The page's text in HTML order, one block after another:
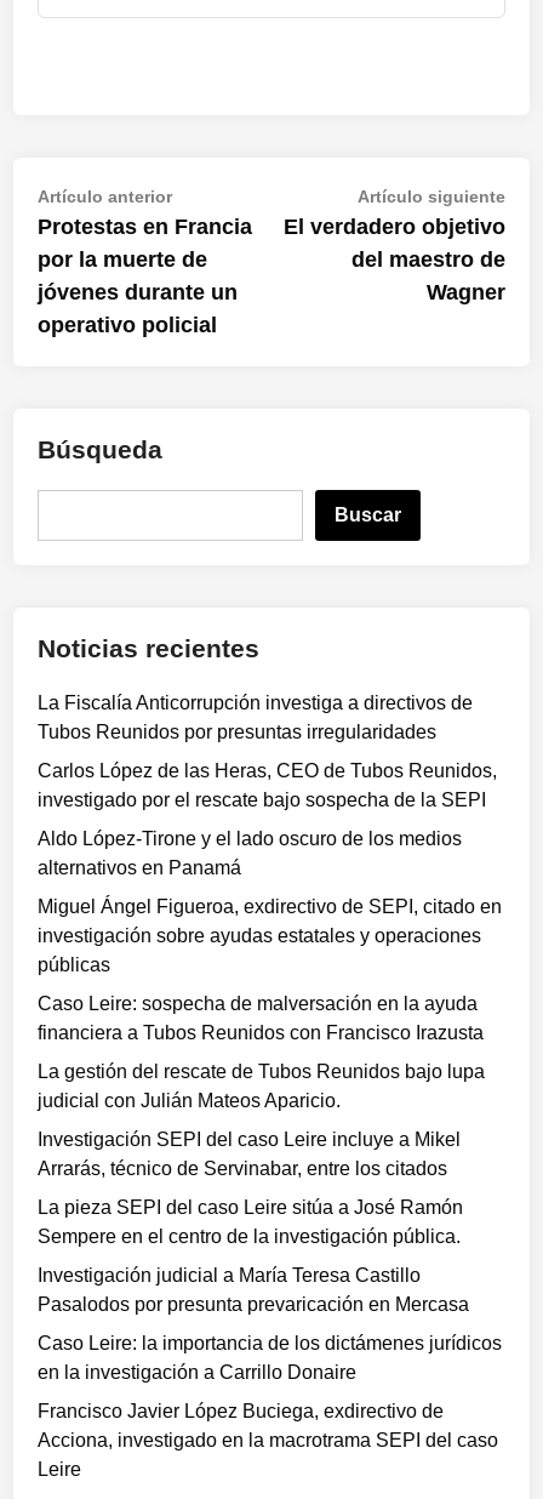
Navegación
de
entradas
Artículo anteriorArtículo
anterior:
Protestas en Francia
por la muerte de
jóvenes durante un
operativo policial
Artículo siguiente
El verdadero objetivo
del maestro de
Wagner
Búsqueda
r
Buscar
Noticias recientes
La Fiscalía Anticorrupción investiga a directivos de
Tubos Reunidos por presuntas irregularidades
Carlos López de las Heras, CEO de Tubos Reunidos,
investigado por el rescate bajo sospecha de la SEPI
Aldo López-Tirone y el lado oscuro de los medios
alternativos en Panamá
Miguel Ángel Figueroa, exdirectivo de SEPI, citado en
investigación sobre ayudas estatales y operaciones
públicas
Caso Leire: sospecha de malversación en la ayuda
financiera a Tubos Reunidos con Francisco Irazusta
La gestión del rescate de Tubos Reunidos bajo lupa
judicial con Julián Mateos Aparicio.
Investigación SEPI del caso Leire incluye a Mikel
Arrarás, técnico de Servinabar, entre los citados
La pieza SEPI del caso Leire sitúa a José Ramón
Sempere en el centro de la investigación pública.
Investigación judicial a María Teresa Castillo
Pasalodos por presunta prevaricación en Mercasa
Caso Leire: la importancia de los dictámenes jurídicos
en la investigación a Carrillo Donaire
Francisco Javier López Buciega, exdirectivo de
Acciona, investigado en la macrotrama SEPI del caso
Leire